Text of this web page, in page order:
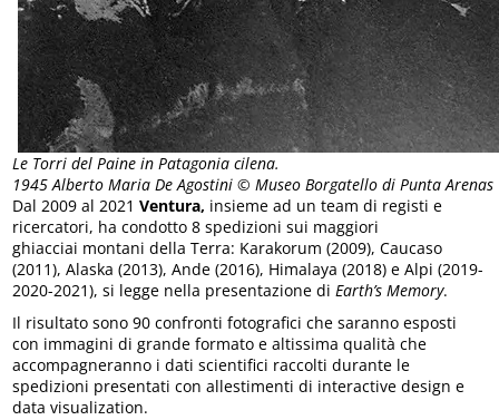
Le Torri del Paine in Patagonia cilena.
1945 Alberto Maria De Agostini © Museo Borgatello di Punta Arenas
Dal 2009 al 2021Ventura, insieme ad un team di registi e
ricercatori, ha condotto 8 spedizioni sui maggiori
ghiacciai montani della Terra: Karakorum (2009), Caucaso
(2011), Alaska (2013), Ande (2016), Himalaya (2018) e Alpi (2019-
2020-2021), si legge nella presentazione di Earth’s Memory.
Il risultato sono 90 confronti fotografici che saranno esposti
con immagini di grande formato e altissima qualità che
accompagneranno i dati scientifici raccolti durante le
spedizioni presentati con allestimenti di interactive design e
data visualization.